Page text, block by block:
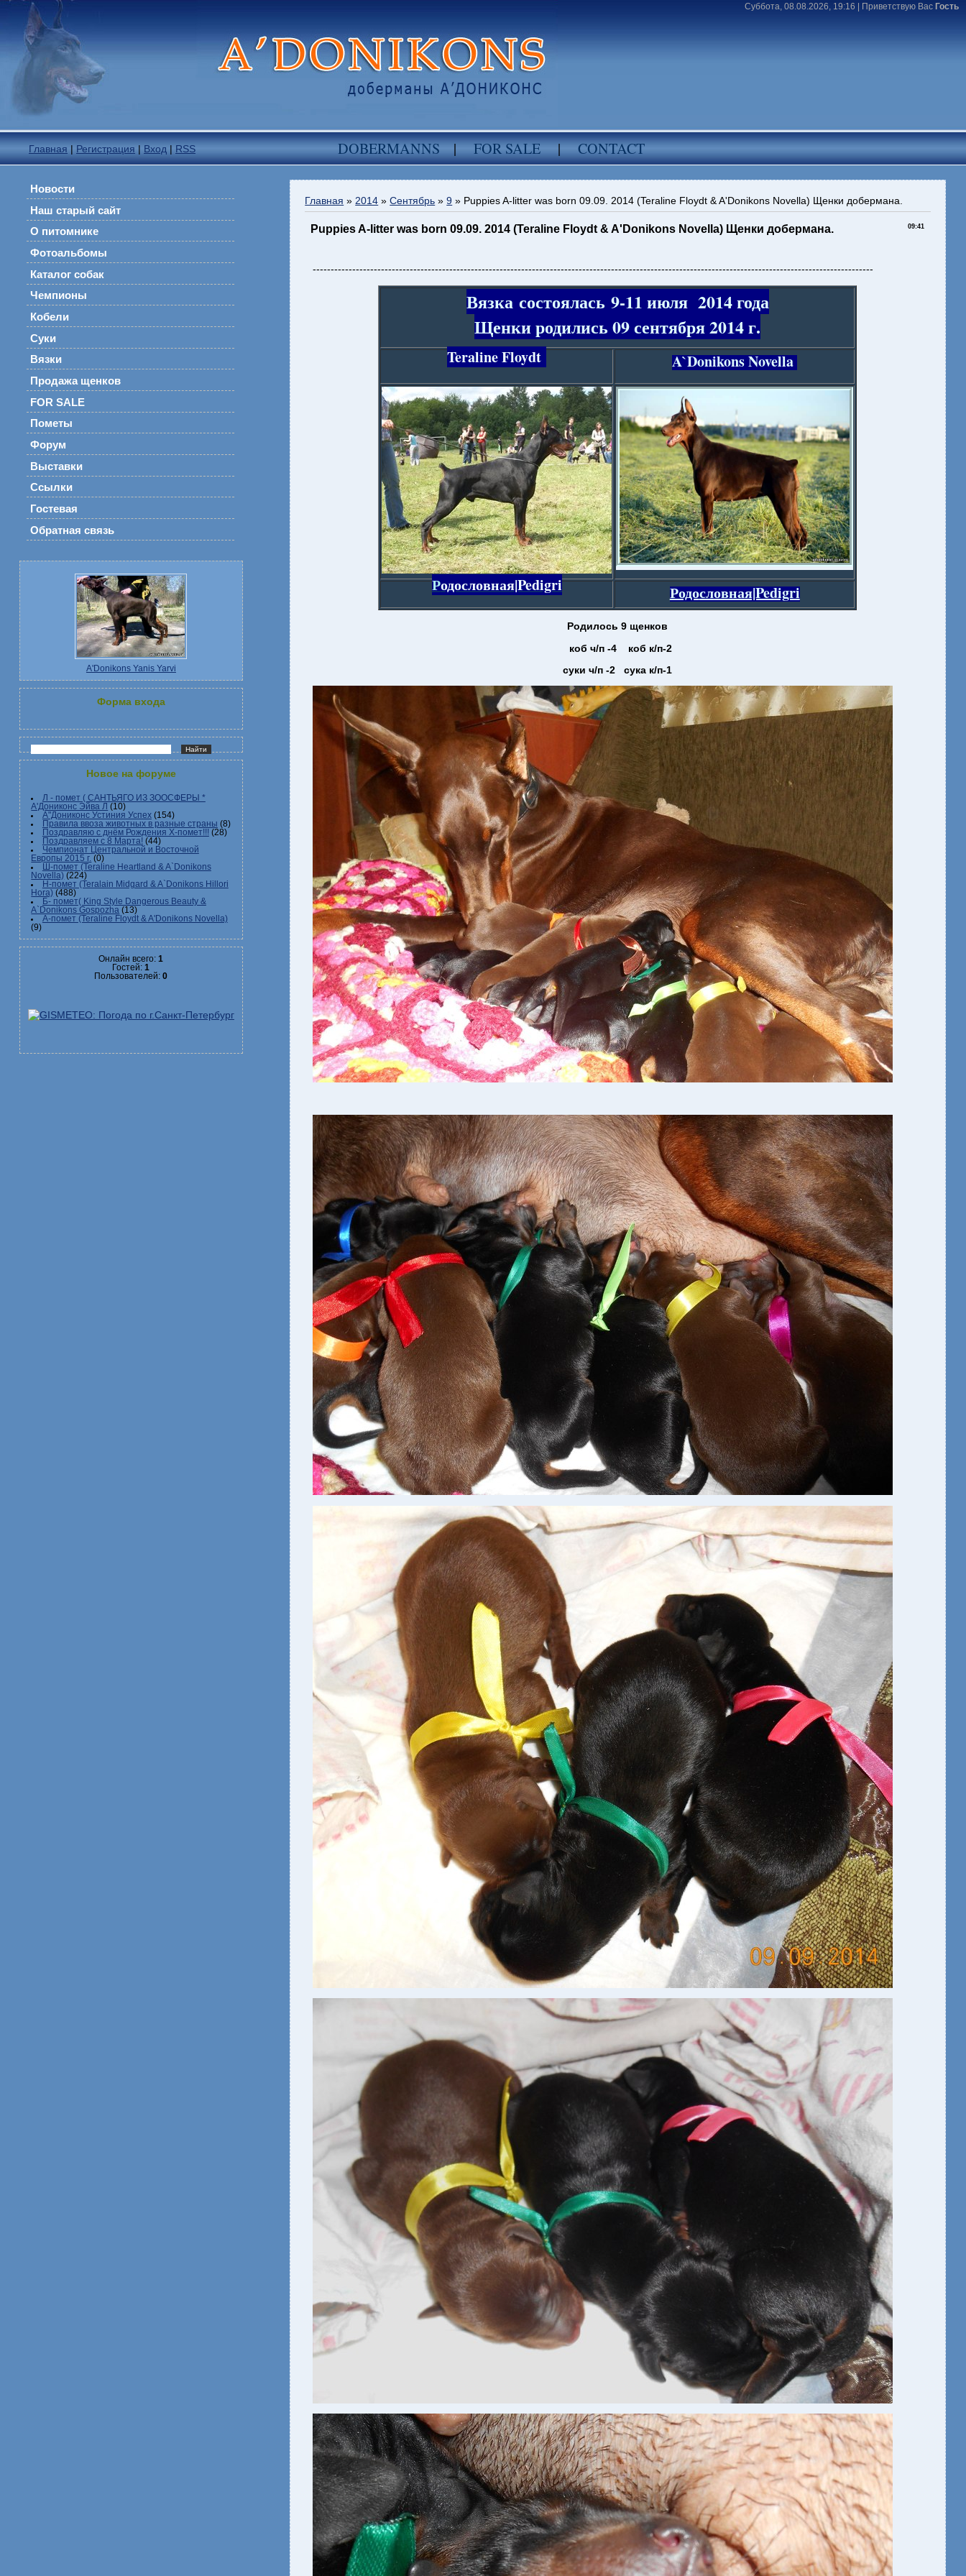
Суббота, 08.08.2026, 19:16 | Приветствую Вас Гость
Главная | Регистрация | Вход | RSS DOBERMANNS|FOR SALE|CONTACT
Новости
Наш старый сайт
О питомнике
Фотоальбомы
Каталог собак
Чемпионы
Кобели
Суки
Вязки
Продажа щенков
FOR SALE
Пометы
Форум
Выставки
Ссылки
Гостевая
Обратная связь
A'Donikons Yanis Yarvi
Форма входа
Новое на форуме
Л - помет ( САНТЬЯГО ИЗ ЗООСФЕРЫ *
А'Дониконс Эйва Л (10)
А"Дониконс Устиния Успех (154)
Правила ввоза животных в разные страны (8)
Поздравляю с днём Рождения Х-помет!!! (28)
Поздравляем с 8 Марта! (44)
Чемпионат Центральной и Восточной
Европы 2015 г. (0)
Ш-помет (Teraline Heartland & A`Donikons
Novella) (224)
Н-помет (Teralain Midgard & A`Donikons Hillori
Hora) (488)
Б- помет( King Style Dangerous Beauty &
A`Donikons Gospozha (13)
А-помет (Teraline Floydt & A'Donikons Novella)
(9)
Онлайн всего:1
Гостей:1
Пользователей:0
Главная » 2014 » Сентябрь » 9 » Puppies A-litter was born 09.09. 2014 (Teraline Floydt & A'Donikons Novella) Щенки добермана.
09:41
Puppies A-litter was born 09.09. 2014 (Teraline Floydt & A'Donikons Novella) Щенки добермана.
------------------------------------------------------------------------------------------------------------------------------------------------------------
Вязка состоялась 9-11 июля 2014 года
Щенки родились 09 сентября 2014 г.
Teraline Floydt A`DonikonsNovella
Родословная|Pedigri Родословная|Pedigri
Родилось 9 щенков
коб ч/п -4 коб к/п-2
суки ч/п -2 сука к/п-1